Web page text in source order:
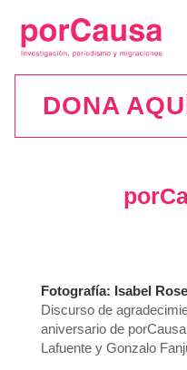
DONA
Fotografía: Isabel
Discurso de
aniversario de
Lafuente y Gonzalo